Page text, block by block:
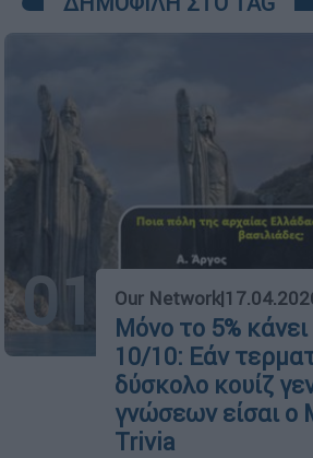
01 Our Network|
Μόνο το 5%
10/10: Εάν
δύσκολο κουίζ
γνώσεων είσαι ο
Trivia